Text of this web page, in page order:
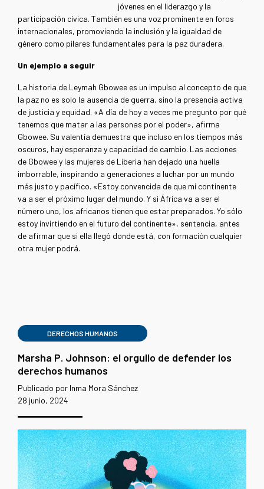
jóvenes en el liderazgo y la
participación cívica. También es una voz prominente en foros
internacionales, promoviendo la inclusión y la igualdad de
género como pilares fundamentales para la paz duradera.
Un ejemplo a seguir
La historia de Leymah Gbowee es un impulso al concepto de que
la paz no es solo la ausencia de guerra, sino la presencia activa
de justicia y equidad. «A día de hoy a veces me pregunto por qué
tenemos que matar a las personas por el poder», afirma
Gbowee. Su valentía demuestra que incluso en los tiempos más
oscuros, hay esperanza y capacidad de cambio. Las acciones
de Gbowee y las mujeres de Liberia han dejado una huella
imborrable, inspirando a generaciones a luchar por un mundo
más justo y pacífico. «Estoy convencida de que mi continente
va a ser el próximo lugar del mundo. Y si África va a ser el
número uno, los africanos tienen que estar preparados. Yo sólo
estoy invirtiendo en el futuro del continente», sentencia, antes
de afirmar que si ella llegó donde está, con formación cualquier
otra mujer podrá.
DERECHOS HUMANOS
Marsha P. Johnson: el orgullo de defender los
derechos humanos
Publicado por Inma Mora Sánchez
28 junio, 2024